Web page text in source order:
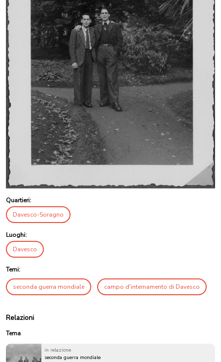
Quartieri:
Davesco-Soragno
Luoghi:
Davesco
Temi:
seconda guerra mondiale campo d'internamento di Davesco
Relazioni
Tema
in relazione
seconda guerra mondiale